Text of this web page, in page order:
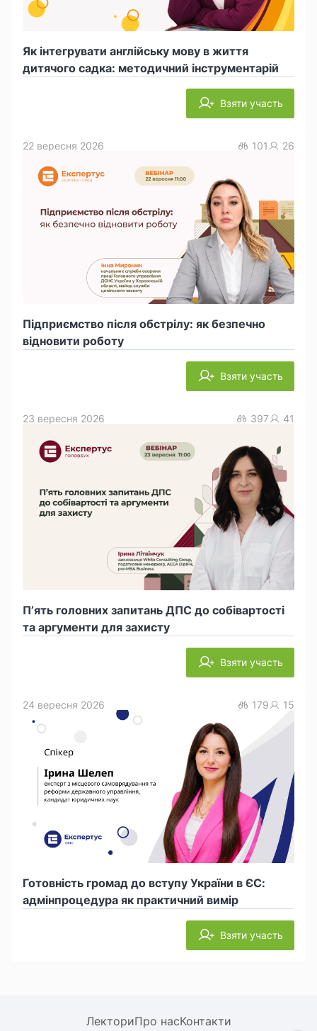
Як інтегрувати англійську мову в життя
дитячого садка: методичний інструментарій
Взяти участь
Підприємство після обстрілу: як безпечно
відновити роботу
22 вересня 2026 101 26
Взяти участь
П’ять головних запитань ДПС до собівартості
та аргументи для захисту
23 вересня 2026 397 41
Взяти участь
Готовність громад до вступу України в ЄС:
адмінпроцедура як практичний вимір
24 вересня 2026 179 15
Взяти участь
ЛекториПро насКонтакти